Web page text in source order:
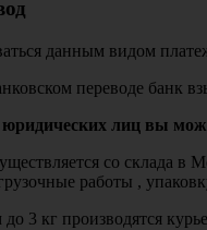
данным видом
переводе банк
лиц вы
со
работы ,
до 3 кг производятся